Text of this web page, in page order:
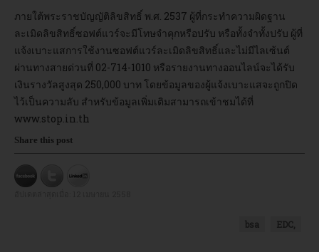
ภายใต้พระราชบัญญัติลิขสิทธิ์ พ.ศ. 2537 ผู้ที่กระทำความผิดฐาน
ละเมิดลิขสิทธิ์ซอฟต์แวร์จะมีโทษจำคุกหรือปรับ หรือทั้งจำทั้งปรับ ผู้ที่
แจ้งเบาะแสการใช้งานซอฟต์แวร์ละเมิดลิขสิทธิ์และไม่มีไลเซ้นต์
ผ่านทางสายด่วนที่ 02-714-1010 หรือรายงานทางออนไลน์จะได้รับ
เงินรางวัลสูงสุด 250,000 บาท โดยข้อมูลของผู้แจ้งเบาะแสจะถูกปิด
ไว้เป็นความลับ สำหรับข้อมูลเพิ่มเติมสามารถเข้าชมได้ที่
www.stop.in.th
Share this post
bsa EDC,